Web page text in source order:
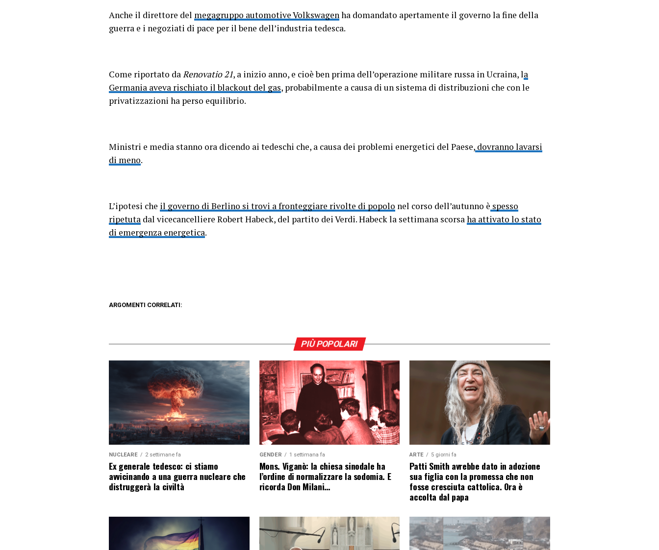
Anche il direttore del megagruppo automotive Volkswagenha domandato apertamente il governo la fine della
guerra e i negoziati di pace per il bene dell’industria tedesca.
Come riportato daRenovatio 21, a inizio anno, e cioè ben prima dell’operazione militare russa in Ucraina, la
Germania aveva rischiato il blackout del gas, probabilmente a causa di un sistema di distribuzioni che con le
privatizzazioni ha perso equilibrio.
Ministri e media stanno ora dicendo ai tedeschi che, a causa dei problemi energetici del Paese, dovranno lavarsi
di meno.
L’ipotesi che il governo di Berlino si trovi a fronteggiare rivolte di popolo nel corso dell’autunno è spesso
ripetuta dal vicecancelliere Robert Habeck, del partito dei Verdi. Habeck la settimana scorsaha attivato lo stato
di emergenza energetica.
ARGOMENTI CORRELATI:
PIÙ POPOLARI
NUCLEARE 2 settimane fa
Ex generale tedesco: ci stiamo
avvicinando a una guerra nucleare che
distruggerà la civiltà
GENDER 1 settimana fa
Mons. Viganò: la chiesa sinodale ha
l’ordine di normalizzare la sodomia. E
ricorda Don Milani…
ARTE 5 giorni fa
Patti Smith avrebbe dato in adozione
sua figlia con la promessa che non
fosse cresciuta cattolica. Ora è
accolta dal papa